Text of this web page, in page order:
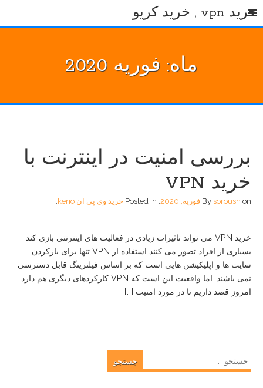
toخرید vpn , خرید کریو
ماه: فوریه 2020
بررسی امنیت در اینترنت با
خرید VPN
By soroush on فوریه, 2020 .
Posted in خرید وی پی ان kerio .
خرید VPN می تواند تاثیرات زیادی در فعالیت های اینترنتی بازی کند.
بسیاری از افراد تصور می کنند استفاده از VPN تنها برای بازکردن
سایت ها و اپلیکیشن هایی است که بر اساس فیلترینگ قابل دسترسی
نمی باشند. اما واقعیت این است که VPN کارکردهای دیگری هم دارد.
امروز قصد داریم تا در مورد امنیت […]
برای: